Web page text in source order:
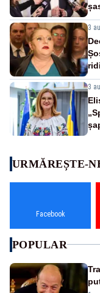
3
3
URMĂREȘTE-
Facebook
POPULAR